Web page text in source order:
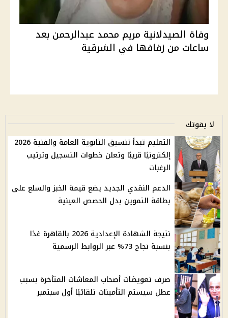
وفاة الصيدلانية مريم محمد عبدالرحمن بعد
ساعات من زفافها في الشرقية
لا يفوتك
التعليم تبدأ تنسيق الثانوية العامة والفنية 2026
إلكترونيًا قريبًا وتعلن خطوات التسجيل وترتيب
الرغبات
الدعم النقدي الجديد يضع قيمة الخبز والسلع على
بطاقة التموين بدل الحصص العينية
نتيجة الشهادة الإعدادية 2026 بالقاهرة غدًا
بنسبة نجاح 73% عبر الروابط الرسمية
صرف تعويضات أصحاب المعاشات المتأخرة بسبب
عطل سيستم التأمينات تلقائيًا أول سبتمبر